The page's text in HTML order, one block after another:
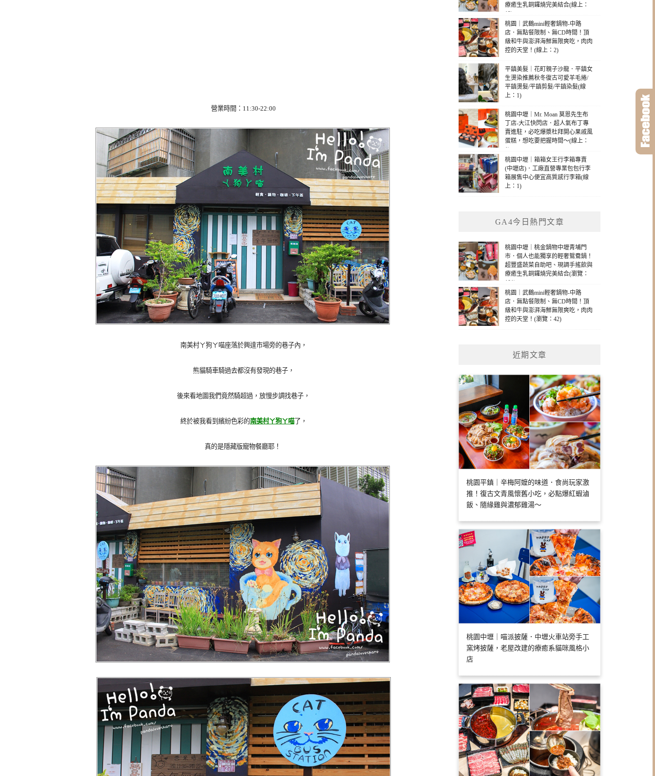
營業時間：11:30-22:00
南美村ㄚ狗ㄚ喵座落於興達市場旁的巷子內，
熊貓騎車騎過去都沒有發現的巷子，
後來看地圖我們竟然騎超過，放慢步調找巷子，
終於被我看到繽紛色彩的南美村ㄚ狗ㄚ喵了，
真的是隱藏版寵物餐廳耶！
療癒生乳銅鑼燒完美結合(線上：
13)
桃園｜武鶴mini輕奢鍋物-中路
店．無點餐限制、無CD時間！頂
級和牛與澎湃海鮮無限爽吃，肉肉
控的天堂！(線上：2)
平鎮美髮｜花町親子沙龍．平鎮女
生燙染推薦秋冬復古可愛羊毛捲/
平鎮燙髮/平鎮剪髮/平鎮染髮(線
上：1)
桃園中壢｜Mr. Moan 莫恩先生布
丁店-大江快閃店．超人氣布丁專
賣進駐，必吃爆漿杜拜開心果戚風
蛋糕，想吃要把握時間～(線上：
1)
桃園中壢｜箱箱女王行李箱專賣
(中壢店)．工廠直營專業包包行李
箱展售中心便宜高質感行李箱(線
上：1)
GA4今日熱門文章
桃園中壢｜桃金鍋物中壢青埔門
市．個人也能獨享的輕奢鴛鴦鍋！
超豐盛蔬菜自助吧、現調手搖飲與
療癒生乳銅鑼燒完美結合(瀏覽：
101)
桃園｜武鶴mini輕奢鍋物-中路
店．無點餐限制、無CD時間！頂
級和牛與澎湃海鮮無限爽吃，肉肉
控的天堂！(瀏覽：42)
近期文章
桃園平鎮｜辛梅阿嬤的味道．食尚玩家激
推！復古文青風懷舊小吃，必點爆紅蝦滷
飯、隨緣雞與濃郁雞湯～
桃園中壢｜喵派披薩．中壢火車站旁手工
窯烤披薩，老屋改建的療癒系貓咪風格小
店